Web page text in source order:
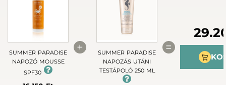
SUMMER PARADISE
NAPOZÓ MOUSSE
SPF30
+
SUMMER PARADISE
NAPOZÁS UTÁNI
TESTÁPOLÓ 250 ML
=